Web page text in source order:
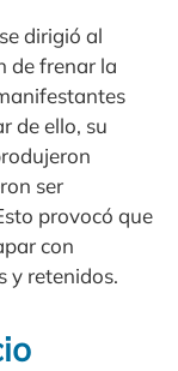
dirigió al
de frenar la
de ello, su
ser
provocó que
con
y retenidos.